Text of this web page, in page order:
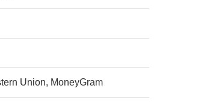
Union, MoneyGram